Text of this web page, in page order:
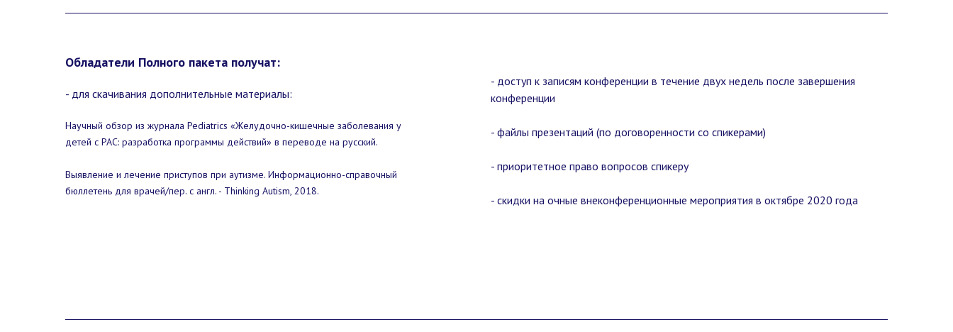
Обладатели Полного пакета получат:
- для скачивания дополнительные материалы:
Научный обзор из журнала Pediatrics «Желудочно-кишечные заболевания у
детей с РАС: разработка программы действий» в переводе на русский.
Выявление и лечение приступов при аутизме. Информационно-справочный
бюллетень для врачей/пер. с англ. - Thinking Autism, 2018.
- доступ к записям конференции в течение двух недель после завершения
конференции
- файлы презентаций (по договоренности со спикерами)
- приоритетное право вопросов спикеру
- скидки на очные внеконференционные мероприятия в октябре 2020 года